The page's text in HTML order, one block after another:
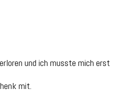
und ich musste mich erst
mit.